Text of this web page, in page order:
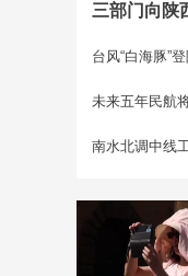
三部门向陕
台风“白海豚”
未来五年民航
南水北调中线